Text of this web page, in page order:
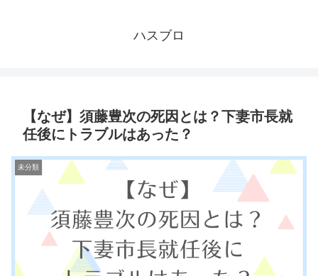
ハスブロ
【なぜ】須藤豊次の死因とは？下妻市長就
任後にトラブルはあった？
未分類